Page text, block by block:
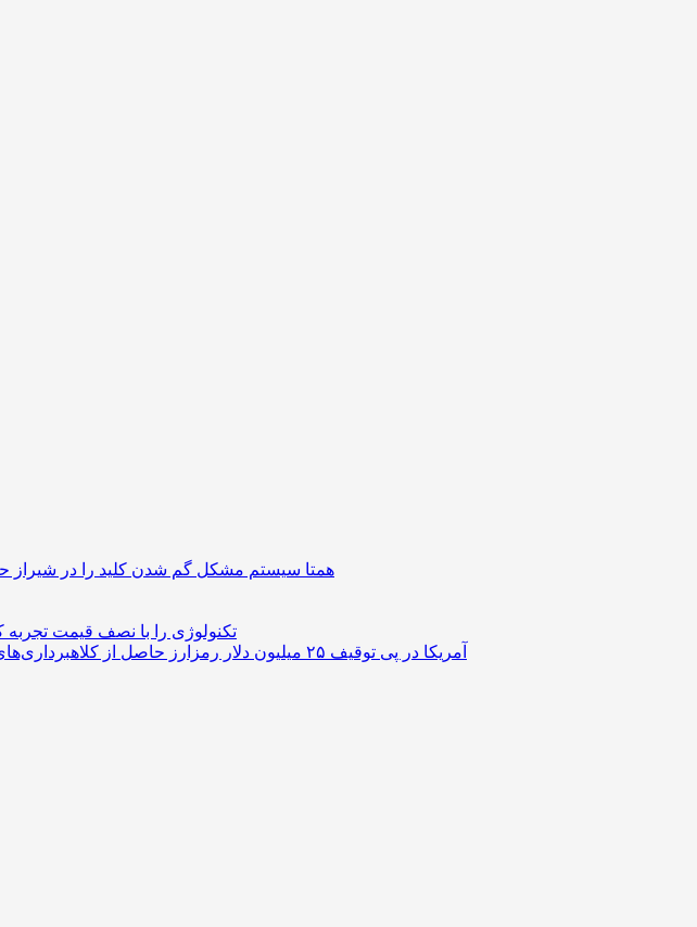
همتا سیستم مشکل گم شدن کلید را در شیراز
تکنولوژی را با نصف قیمت تجربه
آمریکا در پی توقیف ۲۵ میلیون دلار رمزارز حاصل از کلاهبرداری‌های عاشقانه است